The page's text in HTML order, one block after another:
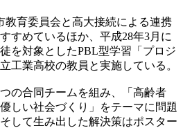
育委員会と高大接続による連携
すめているほか、平成28年3月に
を対象としたPBL型学習「プロジ
工業高校の教員と実施している。
の合同チームを組み、「高齢者
しい社会づくり」をテーマに問題
して生み出した解決策はポスター